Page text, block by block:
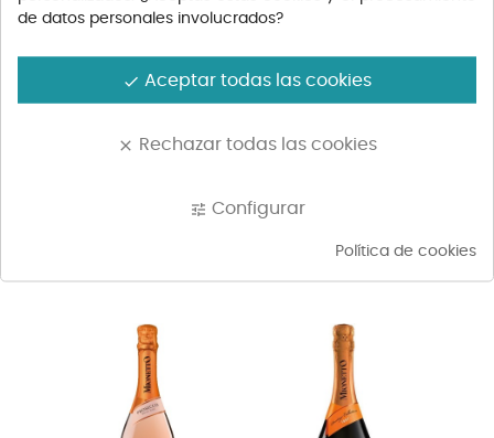
BELLINI CIPRIANI 75CL
de datos personales involucrados?
done Aceptar todas las cookies
clear Rechazar todas las cookies
tune Configurar
Política de cookies